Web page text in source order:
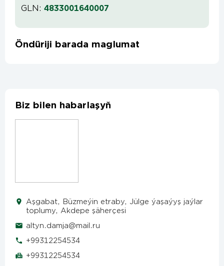
GLN: 4833001640007
Öndüriji barada maglumat
Biz bilen habarlaşyň
Aşgabat, Büzmeýin etraby, Jülge ýaşaýyş jaýlar
toplumy, Akdepe şäherçesi
altyn.damja@mail.ru
+99312254534
+99312254534